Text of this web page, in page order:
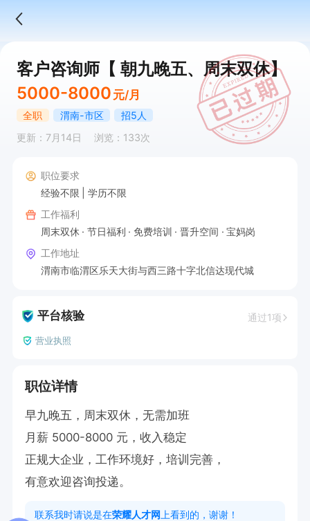
客户咨询师【 朝九晚五、周末双休】
5000-8000 元/月
全职 渭南-市区
招5人
更新：7月14日
浏览：133次
职位要求
经验不限
学历不限
工作福利
周末双休
节日福利 免费培训 晋升空间
宝妈岗
工作地址
渭南市临渭区乐天大街与西三路十字北信达现代城
平台核验 通过1项
营业执照
职位详情
早九晚五，周末双休，无需加班
月薪 5000-8000 元，收入稳定
正规大企业，工作环境好，培训完善，
有意欢迎咨询投递。
联系我时请说是在荣耀人才网 上看到的，谢谢！